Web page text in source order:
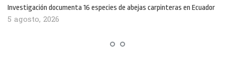
Investigación documenta 16 especies de abejas carpinteras en Ecuador
5 agosto, 2026